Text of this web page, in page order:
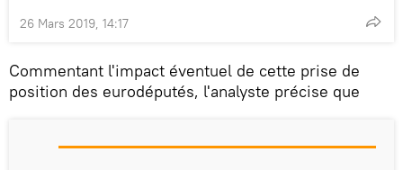
26 Mars 2019, 14:17
Commentant l'impact éventuel de cette prise de
position des eurodéputés, l'analyste précise que